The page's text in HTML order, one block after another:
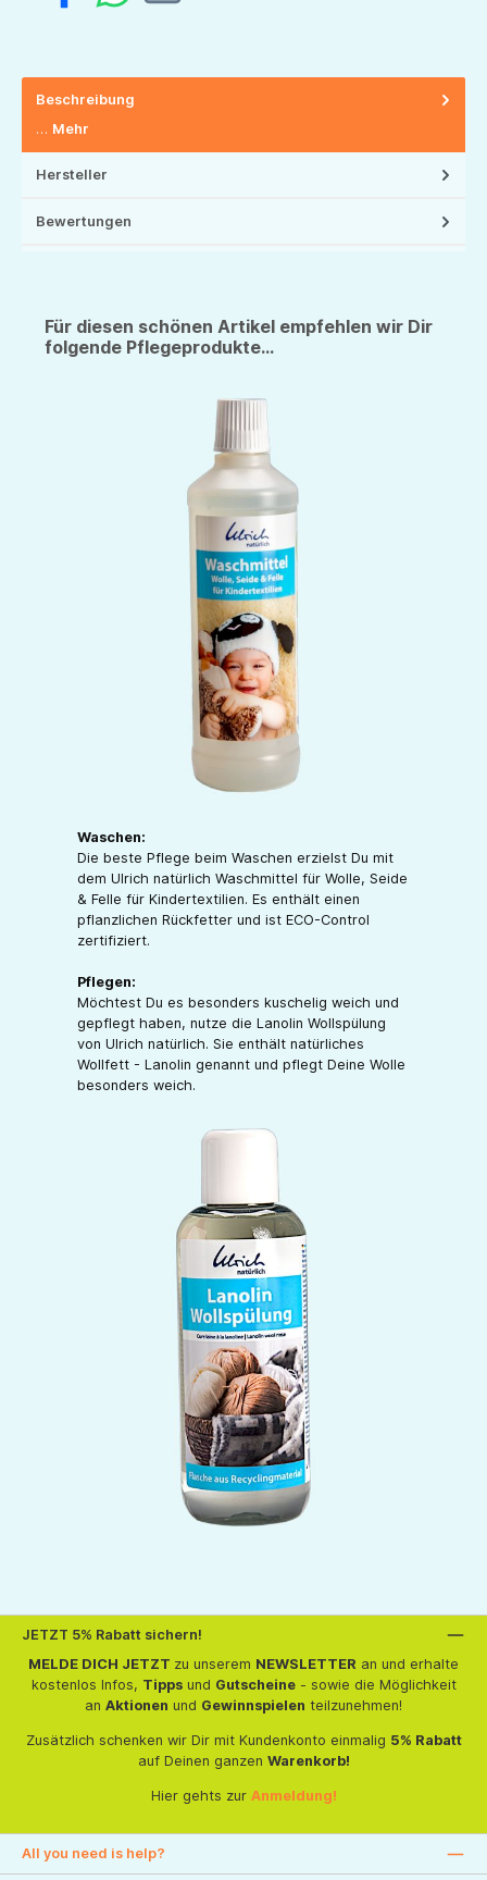
Beschreibung
… Mehr
Hersteller
Bewertungen
Für diesen schönen Artikel empfehlen wir Dir
folgende Pflegeprodukte...
Waschen:
Die beste Pflege beim Waschen erzielst Du mit
dem Ulrich natürlich Waschmittel für Wolle, Seide
& Felle für Kindertextilien. Es enthält einen
pflanzlichen Rückfetter und ist ECO-Control
zertifiziert.
Pflegen:
Möchtest Du es besonders kuschelig weich und
gepflegt haben, nutze die Lanolin Wollspülung
von Ulrich natürlich. Sie enthält natürliches
Wollfett - Lanolin genannt und pflegt Deine Wolle
besonders weich.
JETZT 5% Rabatt sichern!
MELDE DICH JETZT zu unserem NEWSLETTER an und erhalte
kostenlos Infos, Tippsund Gutscheine- sowie die Möglichkeit
an Aktionen und Gewinnspielen teilzunehmen!
Zusätzlich schenken wir Dir mit Kundenkonto einmalig 5% Rabatt
auf Deinen ganzen Warenkorb!
Hier gehts zur Anmeldung!
All you need is help?